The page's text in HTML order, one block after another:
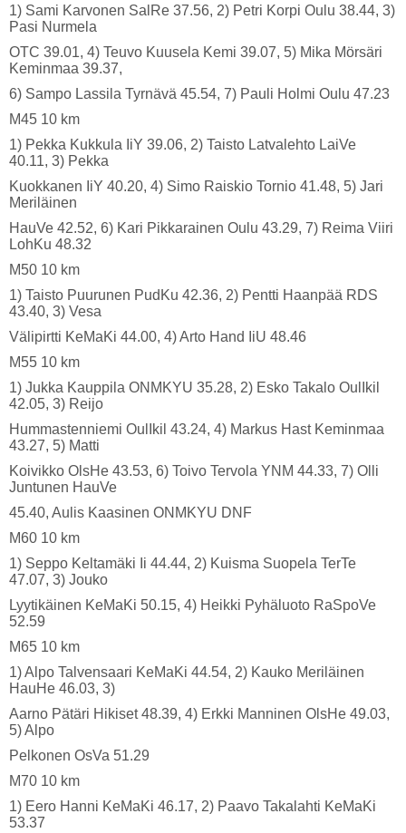
1) Sami Karvonen SalRe 37.56, 2) Petri Korpi Oulu 38.44, 3)
Pasi Nurmela
OTC 39.01, 4) Teuvo Kuusela Kemi 39.07, 5) Mika Mörsäri
Keminmaa 39.37,
6) Sampo Lassila Tyrnävä 45.54, 7) Pauli Holmi Oulu 47.23
M45 10 km
1) Pekka Kukkula IiY 39.06, 2) Taisto Latvalehto LaiVe
40.11, 3) Pekka
Kuokkanen IiY 40.20, 4) Simo Raiskio Tornio 41.48, 5) Jari
Meriläinen
HauVe 42.52, 6) Kari Pikkarainen Oulu 43.29, 7) Reima Viiri
LohKu 48.32
M50 10 km
1) Taisto Puurunen PudKu 42.36, 2) Pentti Haanpää RDS
43.40, 3) Vesa
Välipirtti KeMaKi 44.00, 4) Arto Hand IiU 48.46
M55 10 km
1) Jukka Kauppila ONMKYU 35.28, 2) Esko Takalo OulIkil
42.05, 3) Reijo
Hummastenniemi OulIkil 43.24, 4) Markus Hast Keminmaa
43.27, 5) Matti
Koivikko OlsHe 43.53, 6) Toivo Tervola YNM 44.33, 7) Olli
Juntunen HauVe
45.40, Aulis Kaasinen ONMKYU DNF
M60 10 km
1) Seppo Keltamäki Ii 44.44, 2) Kuisma Suopela TerTe
47.07, 3) Jouko
Lyytikäinen KeMaKi 50.15, 4) Heikki Pyhäluoto RaSpoVe
52.59
M65 10 km
1) Alpo Talvensaari KeMaKi 44.54, 2) Kauko Meriläinen
HauHe 46.03, 3)
Aarno Pätäri Hikiset 48.39, 4) Erkki Manninen OlsHe 49.03,
5) Alpo
Pelkonen OsVa 51.29
M70 10 km
1) Eero Hanni KeMaKi 46.17, 2) Paavo Takalahti KeMaKi
53.37